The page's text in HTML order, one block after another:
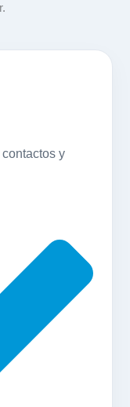
y